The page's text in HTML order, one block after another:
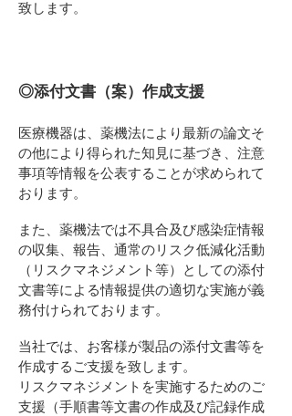
致します。
◎添付文書（案）作成支援
医療機器は、薬機法により最新の論文そ
の他により得られた知見に基づき、注意
事項等情報を公表することが求められて
おります。
また、薬機法では不具合及び感染症情報
の収集、報告、通常のリスク低減化活動
（リスクマネジメント等）としての添付
文書等による情報提供の適切な実施が義
務付けられております。
当社では、お客様が製品の添付文書等を
作成するご支援を致します。
リスクマネジメントを実施するためのご
支援（手順書等文書の作成及び記録作成